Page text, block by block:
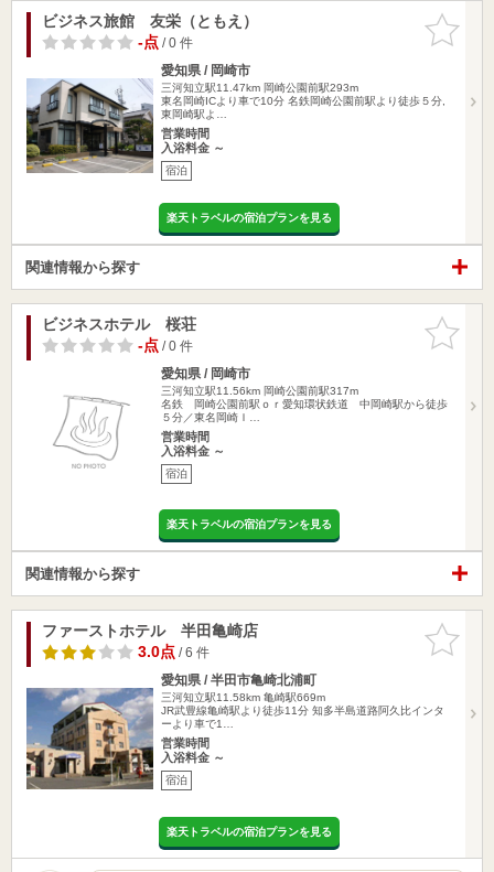
お気に入
りに追加
ビジネス旅館 友栄（ともえ）
-点/ 0 件
愛知県 / 岡崎市
三河知立駅11.47km 岡崎公園前駅293m
東名岡崎ICより車で10分 名鉄岡崎公園前駅より徒歩５分,
東岡崎駅よ…
営業時間
入浴料金 ～
宿泊
楽天トラベルの宿泊プランを見る
関連情報から探す
お気に入
りに追加
ビジネスホテル 桜荘
-点/ 0 件
愛知県 / 岡崎市
三河知立駅11.56km 岡崎公園前駅317m
名鉄 岡崎公園前駅ｏｒ愛知環状鉄道 中岡崎駅から徒歩
５分／東名岡崎Ｉ…
営業時間
入浴料金 ～
宿泊
楽天トラベルの宿泊プランを見る
関連情報から探す
お気に入
りに追加
ファーストホテル 半田亀崎店
3.0点/ 6 件
愛知県 / 半田市亀崎北浦町
三河知立駅11.58km 亀崎駅669m
JR武豊線亀崎駅より徒歩11分 知多半島道路阿久比インタ
ーより車で1…
営業時間
入浴料金 ～
宿泊
楽天トラベルの宿泊プランを見る